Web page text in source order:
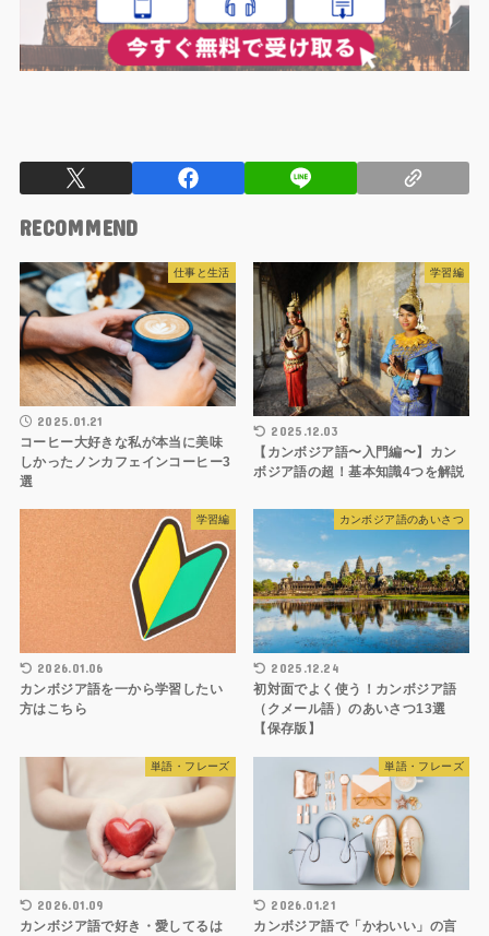
RECOMMEND
仕事と生活
2025.01.21
コーヒー大好きな私が本当に美味
しかったノンカフェインコーヒー3
選
学習編
2025.12.03
【カンボジア語〜入門編〜】カン
ボジア語の超！基本知識4つを解説
学習編
2026.01.06
カンボジア語を一から学習したい
方はこちら
カンボジア語のあいさつ
2025.12.24
初対面でよく使う！カンボジア語
（クメール語）のあいさつ13選
【保存版】
単語・フレーズ
2026.01.09
カンボジア語で好き・愛してるは
単語・フレーズ
2026.01.21
カンボジア語で「かわいい」の言